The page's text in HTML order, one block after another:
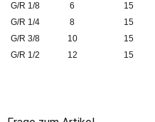
G/R 1/8
6 15
G/R 1/4
8 15
G/R 3/8
10 15
G/R 1/2
12 15